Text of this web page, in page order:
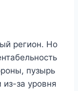
регион. Но
пузырь
за уровня